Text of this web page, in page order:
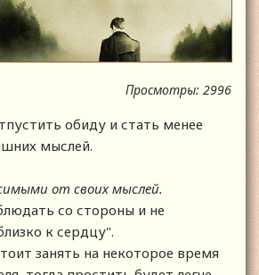
Просмотры: 2996
обиду и стать менее
мыслей.
от своих мыслей.
со стороны и не
к сердцу".
занять на некоторое время